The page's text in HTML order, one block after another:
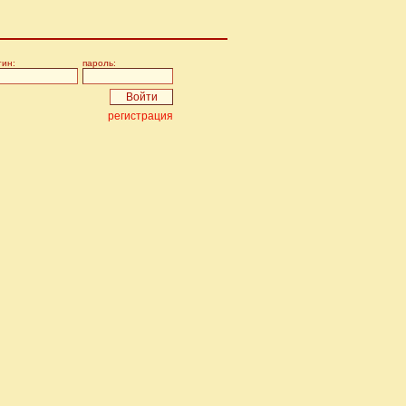
пароль:
регистрация